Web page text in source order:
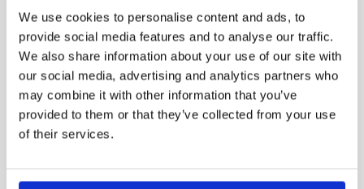
We use cookies to personalise content and ads, to
provide social media features and to analyse our traffic.
We also share information about your use of our site with
our social media, advertising and analytics partners who
may combine it with other information that you’ve
provided to them or that they’ve collected from your use
of their services.
Nätfrekvens (Hz) 50-60
Startström Ipeak Twith 120A, 277μs